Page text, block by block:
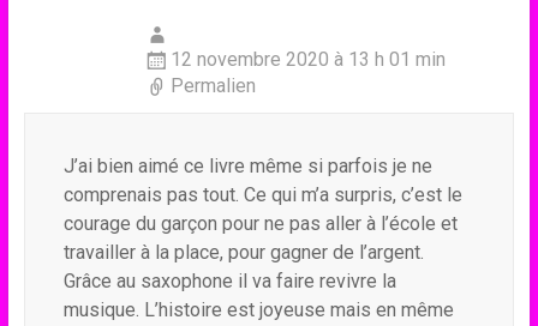
12 novembre 2020 à 13 h 01 min
Permalien
J’ai bien aimé ce livre même si parfois je ne
comprenais pas tout. Ce qui m’a surpris, c’est le
courage du garçon pour ne pas aller à l’école et
travailler à la place, pour gagner de l’argent.
Grâce au saxophone il va faire revivre la
musique. L’histoire est joyeuse mais en même